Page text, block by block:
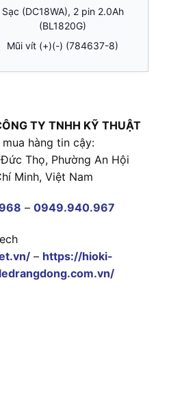
Sạc (DC18WA), 2 pin 2.0Ah
(BL1820G)
Mũi vít (+)(-) (784637-8)
TY TNHH KỸ THUẬT
hàng tin cậy:
Thọ, Phường An Hội
Minh, Việt Nam
– 0949.940.967
– https://hioki-